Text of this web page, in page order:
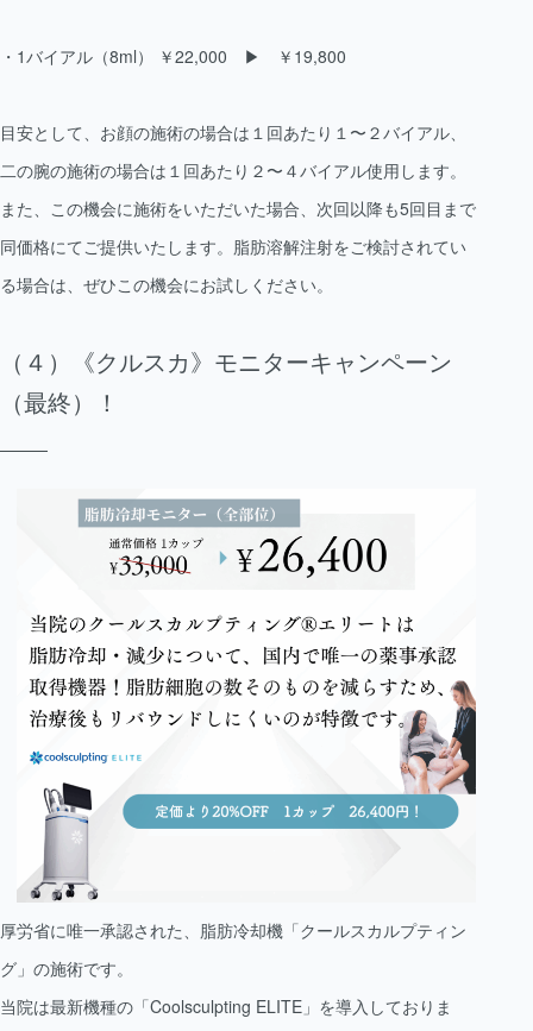
・1バイアル（8ml） ￥22,000 ▶︎ ￥19,800
目安として、お顔の施術の場合は１回あたり１〜２バイアル、
二の腕の施術の場合は１回あたり２〜４バイアル使用します。
また、この機会に施術をいただいた場合、次回以降も5回目まで
同価格にてご提供いたします。脂肪溶解注射をご検討されてい
る場合は、ぜひこの機会にお試しください。
（４）《クルスカ》モニターキャンペーン
（最終）！
厚労省に唯一承認された、脂肪冷却機「クールスカルプティン
グ」の施術です。
当院は最新機種の「Coolsculpting ELITE」を導入しておりま